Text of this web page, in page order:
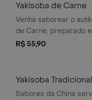
Yakisoba de Carne
Venha saborear o
de Carne, preparado
especial com
experiência chinesa
R$ 55,90
Yakisoba Tradicional
Sabores da China